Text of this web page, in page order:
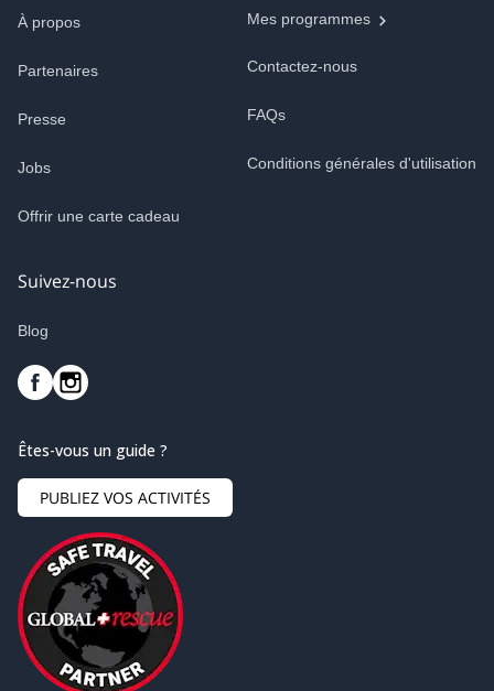
À propos
Partenaires
Presse
Jobs
Offrir une carte cadeau
Mes programmes
Contactez-nous
FAQs
Conditions générales d'utilisation
Suivez-nous
Blog
Êtes-vous un guide ?
PUBLIEZ VOS ACTIVITÉS